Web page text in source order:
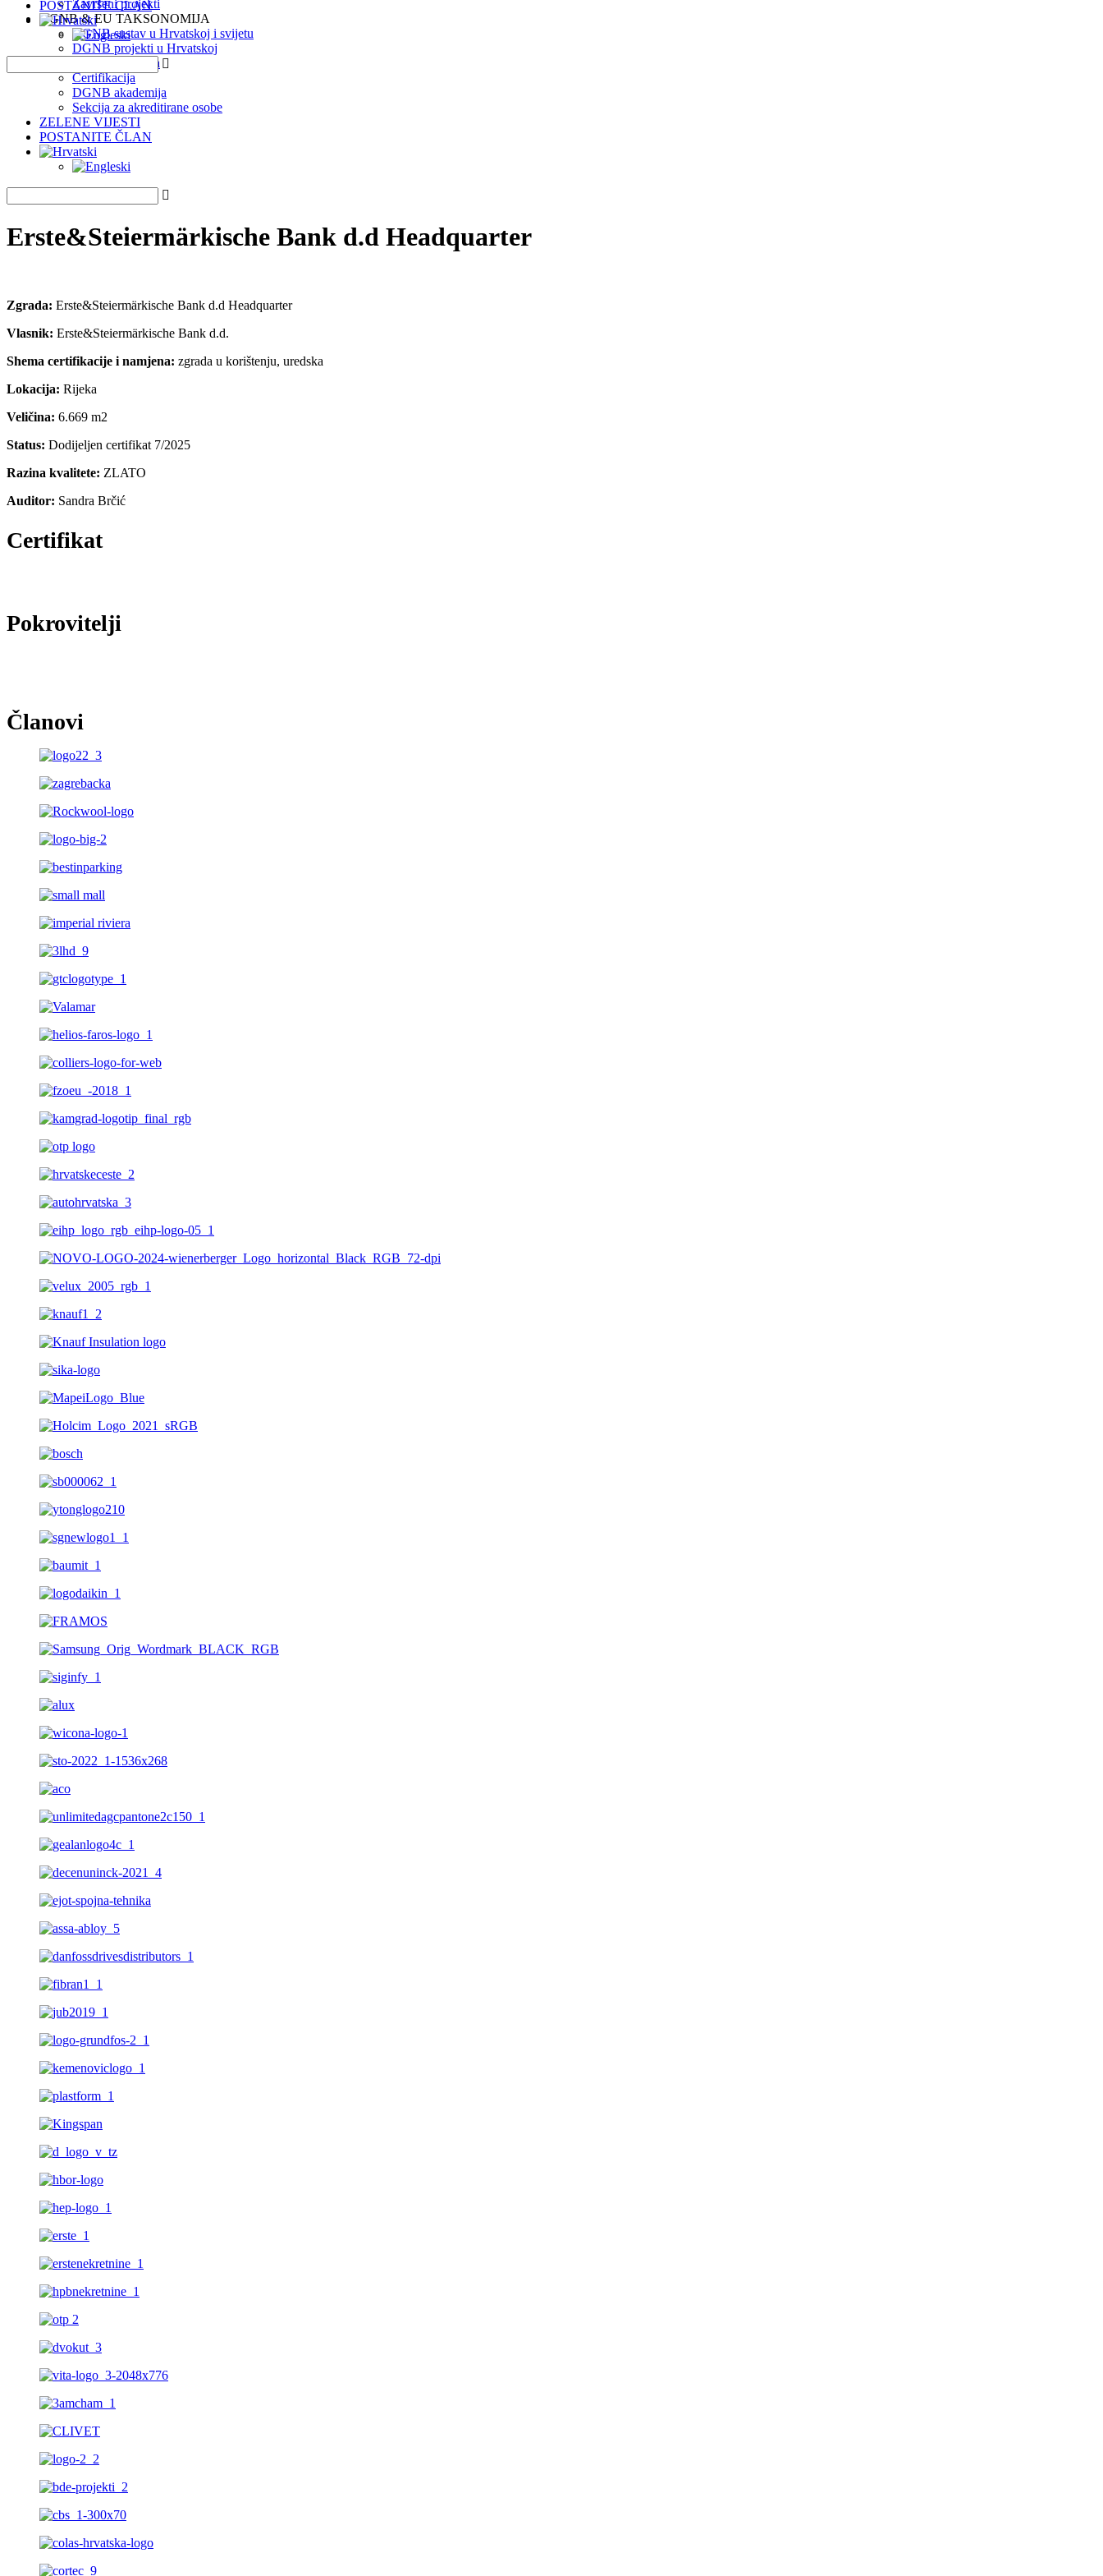
Završeni projekti
DGNB & EU TAKSONOMIJA
DGNB sustav u Hrvatskoj i svijetu
DGNB projekti u Hrvatskoj
EU Taksonomija
Certifikacija
DGNB akademija
Sekcija za akreditirane osobe
ZELENE VIJESTI
POSTANITE ČLAN
POSTANITE ČLAN
Erste&Steiermärkische Bank d.d Headquarter
Zgrada: Erste&Steiermärkische Bank d.d Headquarter
Vlasnik: Erste&Steiermärkische Bank d.d.
Shema certifikacije i namjena: zgrada u korištenju, uredska
Lokacija: Rijeka
Veličina: 6.669 m2
Status: Dodijeljen certifikat 7/2025
Razina kvalitete: ZLATO
Auditor: Sandra Brčić
Certifikat
Pokrovitelji
Članovi